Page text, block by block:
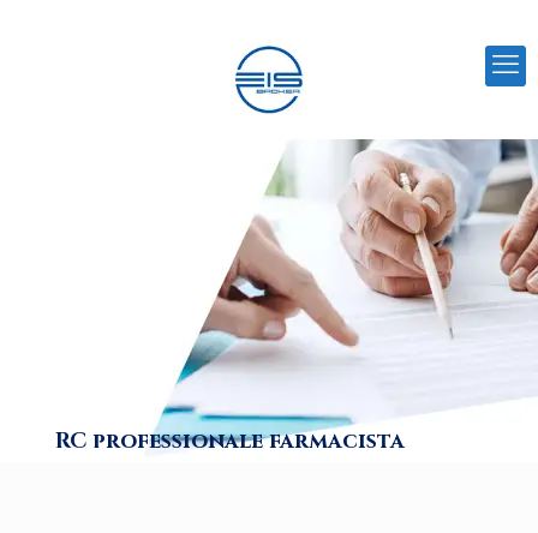
RC professionale farmacista